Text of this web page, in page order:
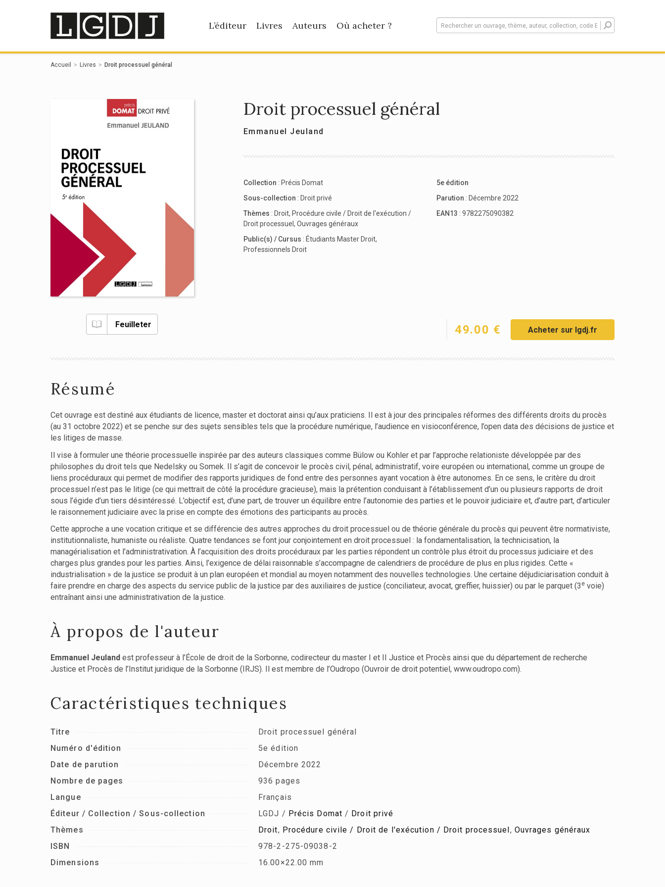
L’éditeur Livres Auteurs Où acheter ?
Accueil Livres Droit processuel général
Feuilleter
Droit processuel général
Emmanuel Jeuland
Collection : Précis Domat
Sous-collection : Droit privé
Thèmes : Droit, Procédure civile / Droit de l'exécution /
Droit processuel , Ouvrages généraux
Public(s) / Cursus : Étudiants Master Droit,
Professionnels Droit
5e édition
Parution : Décembre 2022
EAN13 : 9782275090382
49.00 € Acheter sur lgdj.fr
Résumé
Cet ouvrage est destiné aux étudiants de licence, master et doctorat ainsi qu’aux praticiens. Il est à jour des principales réformes des différents droits du procès
(au 31 octobre 2022) et se penche sur des sujets sensibles tels que la procédure numérique, l’audience en visioconférence, l’open data des décisions de justice et
les litiges de masse.
Il vise à formuler une théorie processuelle inspirée par des auteurs classiques comme Bülow ou Kohler et par l’approche relationiste développée par des
philosophes du droit tels que Nedelsky ou Somek. Il s’agit de concevoir le procès civil, pénal, administratif, voire européen ou international, comme un groupe de
liens procéduraux qui permet de modifier des rapports juridiques de fond entre des personnes ayant vocation à être autonomes. En ce sens, le critère du droit
processuel n’est pas le litige (ce qui mettrait de côté la procédure gracieuse), mais la prétention conduisant à l’établissement d’un ou plusieurs rapports de droit
sous l’égide d’un tiers désintéressé. L’objectif est, d’une part, de trouver un équilibre entre l’autonomie des parties et le pouvoir judiciaire et, d’autre part, d’articuler
le raisonnement judiciaire avec la prise en compte des émotions des participants au procès.
Cette approche a une vocation critique et se différencie des autres approches du droit processuel ou de théorie générale du procès qui peuvent être normativiste,
institutionnaliste, humaniste ou réaliste. Quatre tendances se font jour conjointement en droit processuel : la fondamentalisation, la technicisation, la
managérialisation et l’administrativation. À l’acquisition des droits procéduraux par les parties répondent un contrôle plus étroit du processus judiciaire et des
charges plus grandes pour les parties. Ainsi, l’exigence de délai raisonnable s’accompagne de calendriers de procédure de plus en plus rigides. Cette «
industrialisation » de la justice se produit à un plan européen et mondial au moyen notamment des nouvelles technologies. Une certaine déjudiciarisation conduit à
faire prendre en charge des aspects du service public de la justice par des auxiliaires de justice (conciliateur, avocat, greffier, huissier) ou par le parquet (3 e voie)
entraînant ainsi une administrativation de la justice.
À propos de l'auteur
Emmanuel Jeuland est professeur à l’École de droit de la Sorbonne, codirecteur du master I et II Justice et Procès ainsi que du département de recherche
Justice et Procès de l’Institut juridique de la Sorbonne (IRJS). Il est membre de l’Oudropo (Ouvroir de droit potentiel, www.oudropo.com).
Caractéristiques techniques
Titre
Droit processuel général
Numéro d'édition
5e édition
Date de parution
Décembre 2022
Nombre de pages
936 pages
Langue
Français
Éditeur / Collection / Sous-collection
LGDJ / Précis Domat / Droit privé
Thèmes
Droit, Procédure civile / Droit de l'exécution / Droit processuel, Ouvrages généraux
ISBN
978-2-275-09038-2
Dimensions
16.00×22.00 mm